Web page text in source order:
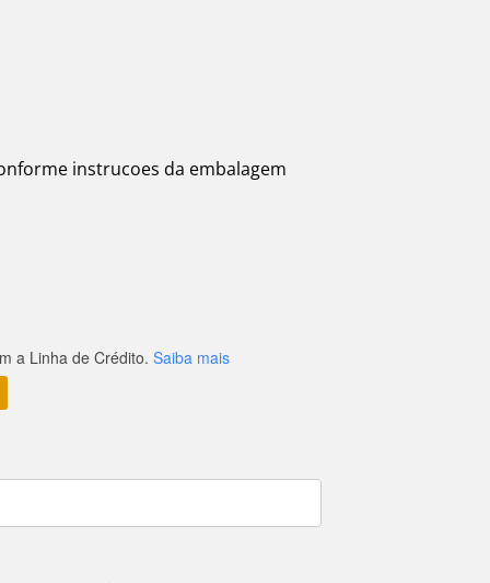
instrucoes da embalagem
a Linha de Crédito. Saiba mais